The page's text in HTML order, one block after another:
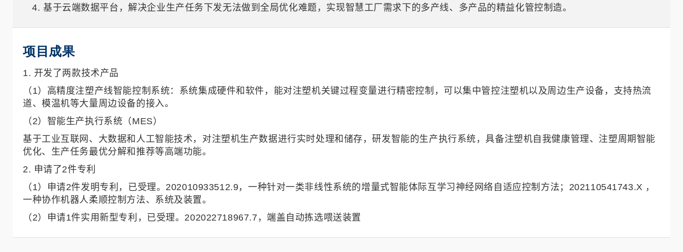
基于云端数据平台，解决企业生产任务下发无法做到全局优化难题，实现智慧工厂需求下的多产线、多产品的精益化管控制造。
项目成果
1. 开发了两款技术产品
（1）高精度注塑产线智能控制系统：系统集成硬件和软件，能对注塑机关键过程变量进行精密控制，可以集中管控注塑机以及周边生产设备，支持热流
道、模温机等大量周边设备的接入。
（2）智能生产执行系统（MES）
基于工业互联网、大数据和人工智能技术，对注塑机生产数据进行实时处理和储存，研发智能的生产执行系统，具备注塑机自我健康管理、注塑周期智能
优化、生产任务最优分解和推荐等高端功能。
2. 申请了2件专利
（1）申请2件发明专利，已受理。202010933512.9，一种针对一类非线性系统的增量式智能体际互学习神经网络自适应控制方法；202110541743.X ，
一种协作机器人柔顺控制方法、系统及装置。
（2）申请1件实用新型专利，已受理。202022718967.7，端盖自动拣选喂送装置